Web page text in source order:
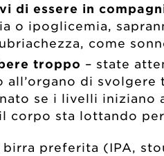
di essere in
o ipoglicemia,
come
troppo – state
all’organo di
se i livelli iniziano
corpo sta lottando
birra preferita (IPA,